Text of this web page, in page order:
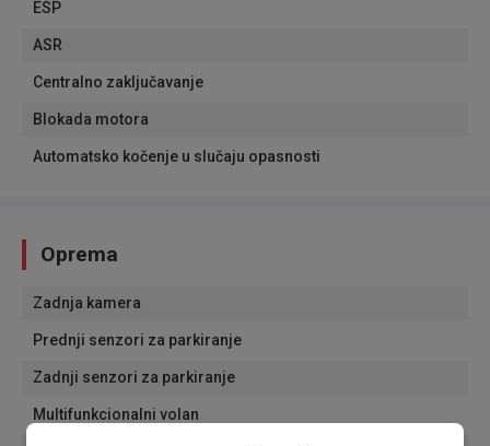
ESP
ASR
Centralno zaključavanje
Blokada motora
Automatsko kočenje u slučaju opasnosti
Oprema
Zadnja kamera
Prednji senzori za parkiranje
Zadnji senzori za parkiranje
Multifunkcionalni volan